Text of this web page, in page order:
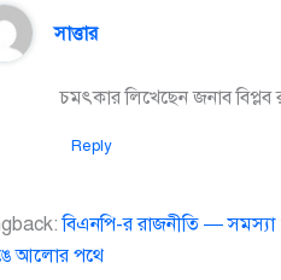
সাত্তার
চমৎকার লিখেছেন জনাব বিপ্লব
Reply
বিএনপি-র রাজনীতি —
আলোর পথে